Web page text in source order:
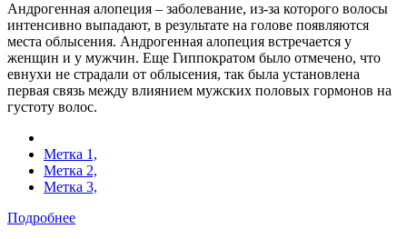
Андрогенная алопеция – заболевание, из-за которого волосы
интенсивно выпадают, в результате на голове появляются
места облысения. Андрогенная алопеция встречается у
женщин и у мужчин. Еще Гиппократом было отмечено, что
евнухи не страдали от облысения, так была установлена
первая связь между влиянием мужских половых гормонов на
густоту волос.
Метка 1,
Метка 2,
Метка 3,
Подробнее